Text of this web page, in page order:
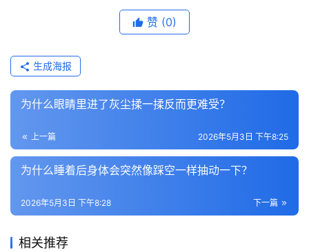
赞 (0)
生成海报
为什么眼睛里进了灰尘揉一揉反而更难受？
上一篇 2026年5月3日 下午8:25
为什么睡着后身体会突然像踩空一样抽动一下？
下一篇
2026年5月3日 下午8:28
相关推荐